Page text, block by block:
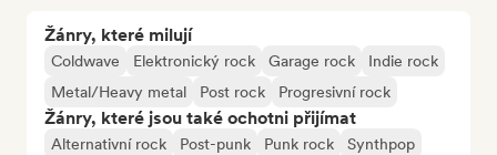
Žánry, které milují
Coldwave Elektronický rock Garage rock
Indie rock
Metal/Heavy metal
Post rock Progresivní rock
Žánry, které jsou také ochotni přijímat
Alternativní rock Post-punk Punk rock
Synthpop